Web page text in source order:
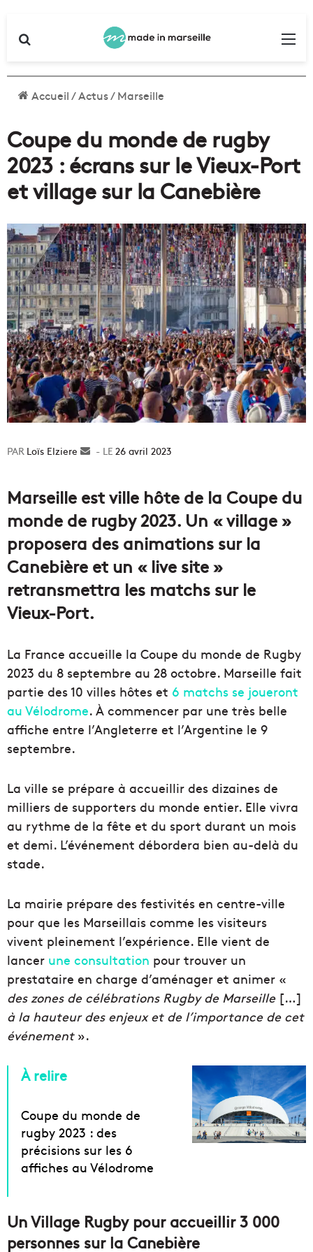
Accueil/Actus/Marseille
Coupe du monde de rugby
2023 : écrans sur le Vieux-Port
et village sur la Canebière
Loïs Elziere
Envoyer26 avril 2023
Marseille est ville hôte de la Coupe du
monde de rugby 2023. Un « village »
proposera des animations sur la
Canebière et un « live site »
retransmettra les matchs sur le
Vieux-Port.
La France accueille la Coupe du monde de Rugby
2023 du 8 septembre au 28 octobre. Marseille fait
partie des 10 villes hôtes et 6 matchs se joueront
au Vélodrome. À commencer par une très belle
affiche entre l’Angleterre et l’Argentine le 9
septembre.
La ville se prépare à accueillir des dizaines de
milliers de supporters du monde entier. Elle vivra
au rythme de la fête et du sport durant un mois
et demi. L’événement débordera bien au-delà du
stade.
La mairie prépare des festivités en centre-ville
pour que les Marseillais comme les visiteurs
vivent pleinement l’expérience. Elle vient de
lancer une consultation pour trouver un
prestataire en charge d’aménager et animer «
des zones de célébrations Rugby de Marseille[…]
à la hauteur des enjeux et de l’importance de cet
événement».
À relire
Coupe du monde de
rugby 2023 : des
précisions sur les 6
affiches au Vélodrome
Un Village Rugby pour accueillir 3 000
personnes sur la Canebière